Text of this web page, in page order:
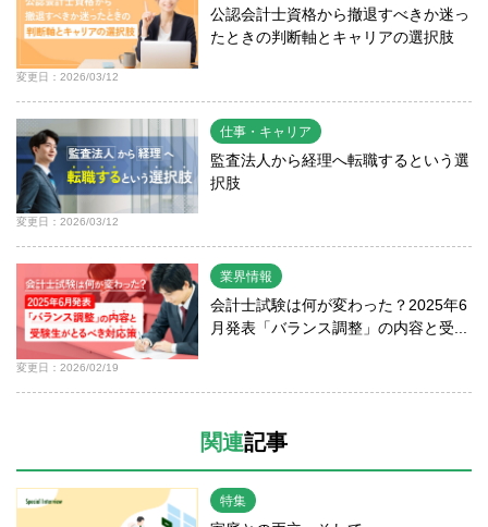
変更日：2026/03/12
公認会計士資格から撤退すべきか迷っ
たときの判断軸とキャリアの選択肢
変更日：2026/03/12
仕事・キャリア
監査法人から経理へ転職するという選
択肢
変更日：2026/02/19
業界情報
会計士試験は何が変わった？2025年6
月発表「バランス調整」の内容と受...
関連記事
特集